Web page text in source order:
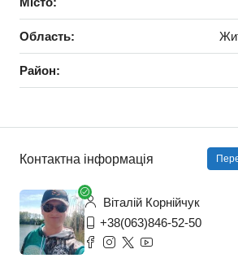
Область:
Район:
Контактна інформація
Віталій Корнійчук
+38(063)846-52-50